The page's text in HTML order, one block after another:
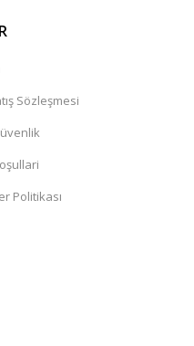
Sözleşmesi
Politikası